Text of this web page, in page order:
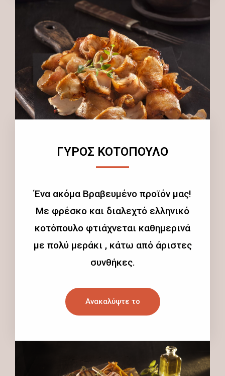
ΓΥΡΟΣ ΚΟΤΟΠΟΥΛΟ
Ένα ακόμα Βραβευμένο προϊόν μας!
Με φρέσκο και διαλεχτό ελληνικό
κοτόπουλο φτιάχνεται καθημερινά
με πολύ μεράκι , κάτω από άριστες
συνθήκες.
Ανακαλύψτε το